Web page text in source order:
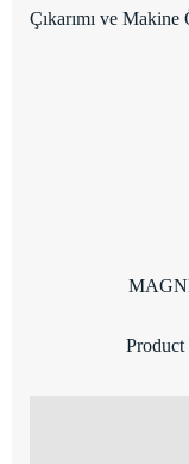
Çıkarımı ve
Product